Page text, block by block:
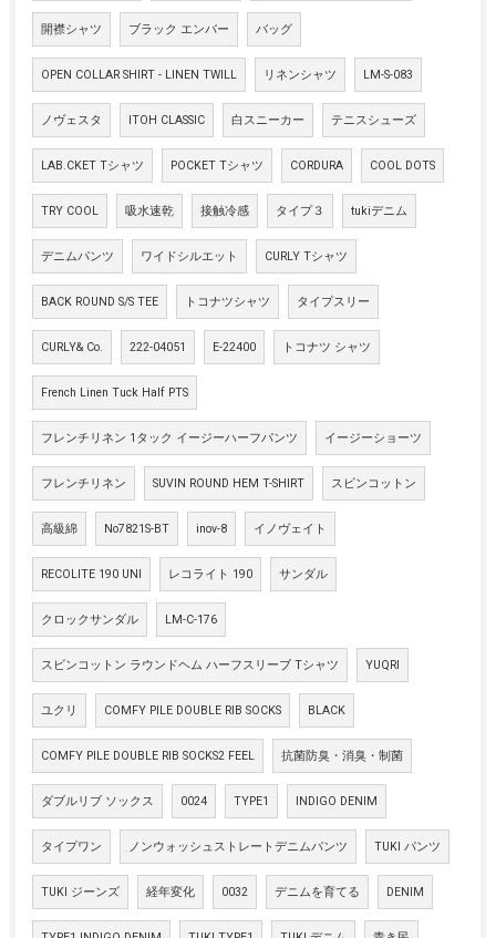
開襟シャツ ブラック エンバー バッグ
OPEN COLLAR SHIRT - LINEN TWILL リネンシャツ LM-S-083
ノヴェスタ ITOH CLASSIC 白スニーカー テニスシューズ
LAB.CKET Tシャツ POCKET Tシャツ CORDURA COOL DOTS
TRY COOL 吸水速乾 接触冷感 タイプ３ tukiデニム
デニムパンツ ワイドシルエット CURLY Tシャツ
BACK ROUND S/S TEE トコナツシャツ タイプスリー
CURLY& Co. 222-04051 E-22400 トコナツ シャツ
French Linen Tuck Half PTS
フレンチリネン 1タック イージーハーフパンツ イージーショーツ
フレンチリネン SUVIN ROUND HEM T-SHIRT スビンコットン
高級綿 No7821S-BT inov-8 イノヴェイト
RECOLITE 190 UNI レコライト 190 サンダル
クロックサンダル LM-C-176
スビンコットン ラウンドヘム ハーフスリーブ Tシャツ YUQRI
ユクリ COMFY PILE DOUBLE RIB SOCKS BLACK
COMFY PILE DOUBLE RIB SOCKS2 FEEL 抗菌防臭・消臭・制菌
ダブルリブ ソックス 0024 TYPE1 INDIGO DENIM
タイプワン ノンウォッシュストレートデニムパンツ TUKI パンツ
TUKI ジーンズ 経年変化 0032 デニムを育てる DENIM